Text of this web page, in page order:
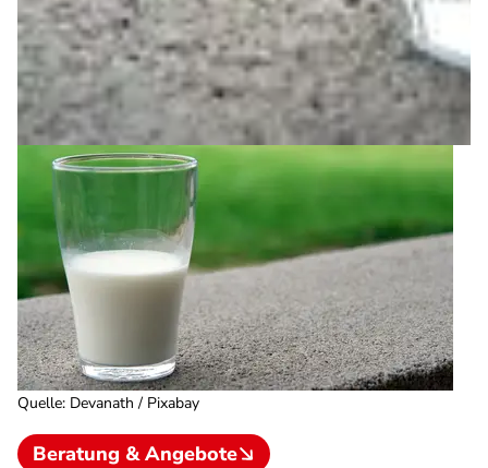
Quelle: Devanath / Pixabay
Beratung & Angebote